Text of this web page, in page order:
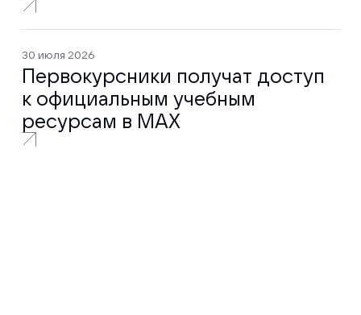
30 июля 2026
Первокурсники получат доступ
к официальным учебным
ресурсам в MAX